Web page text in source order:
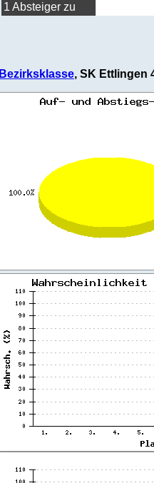
1 Absteiger zu
Bezirksklasse, SK Ettlingen